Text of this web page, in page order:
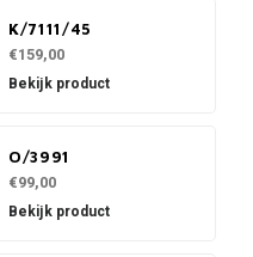
K/7111/45
€159,00
Bekijk product
O/3991
€99,00
Bekijk product